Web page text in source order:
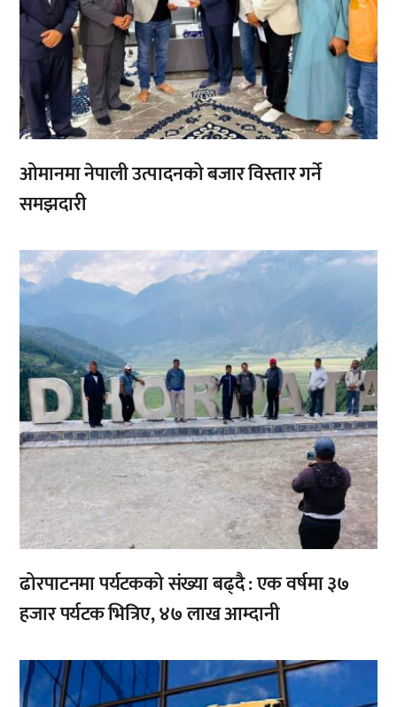
ओमानमा नेपाली उत्पादनको बजार विस्तार गर्ने
समझदारी
,,
ढोरपाटनमा पर्यटकको संख्या बढ्दै : एक वर्षमा ३७
हजार पर्यटक भित्रिए, ४७ लाख आम्दानी